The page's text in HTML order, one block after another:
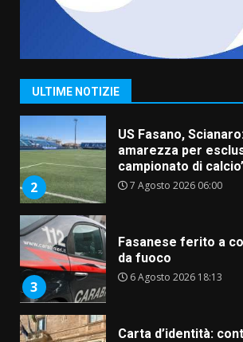
ULTIME NOTIZIE
2
US Fasano,
campionato di calcio”
7 Agosto 2026 06:00
3
Fasanese ferito a
da fuoco
6 Agosto 2026 18:13
4
Carta d’identità:
di aperture
Comune di Fasano